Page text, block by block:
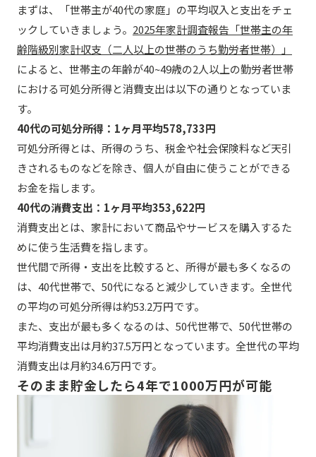
まずは、「世帯主が40代の家庭」の平均収入と支出をチェ
ックしていきましょう。 2025年家計調査報告「世帯主の年
齢階級別家計収支（二人以上の世帯のうち勤労者世帯）」
によると、世帯主の年齢が40~49歳の2人以上の勤労者世帯
における可処分所得と消費支出は以下の通りとなっていま
す。
40代の可処分所得：1ヶ月平均578,733円
可処分所得とは、所得のうち、税金や社会保険料など天引
きされるものなどを除き、個人が自由に使うことができる
お金を指します。
40代の消費支出：1ヶ月平均353,622円
消費支出とは、家計において商品やサービスを購入するた
めに使う生活費を指します。
世代間で所得・支出を比較すると、所得が最も多くなるの
は、40代世帯で、50代になると減少していきます。全世代
の平均の可処分所得は約53.2万円です。
また、支出が最も多くなるのは、50代世帯で、50代世帯の
平均消費支出は月約37.5万円となっています。全世代の平均
消費支出は月約34.6万円です。
そのまま貯金したら4年で1000万円が可能